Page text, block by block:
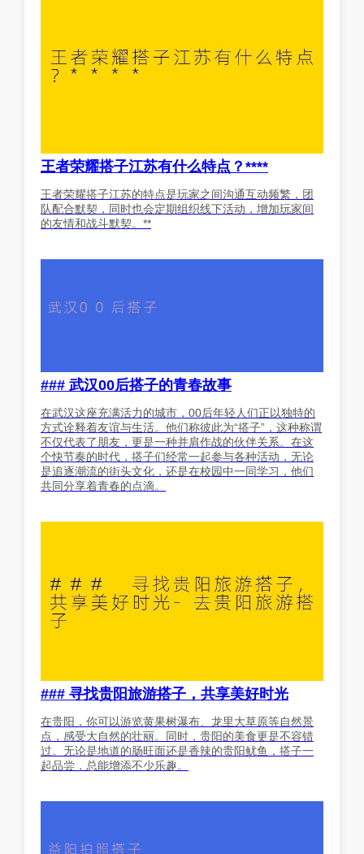
王者荣耀搭子江苏有什么特点？****
王者荣耀搭子江苏的特点是玩家之间沟通互动频繁，团
队配合默契，同时也会定期组织线下活动，增加玩家间
的友情和战斗默契。**
### 武汉00后搭子的青春故事
在武汉这座充满活力的城市，00后年轻人们正以独特的
方式诠释着友谊与生活。他们称彼此为“搭子”，这种称谓
不仅代表了朋友，更是一种并肩作战的伙伴关系。在这
个快节奏的时代，搭子们经常一起参与各种活动，无论
是追逐潮流的街头文化，还是在校园中一同学习，他们
共同分享着青春的点滴。
### 寻找贵阳旅游搭子，共享美好时光
在贵阳，你可以游览黄果树瀑布、龙里大草原等自然景
点，感受大自然的壮丽。同时，贵阳的美食更是不容错
过。无论是地道的肠旺面还是香辣的贵阳鱿鱼，搭子一
起品尝，总能增添不少乐趣。